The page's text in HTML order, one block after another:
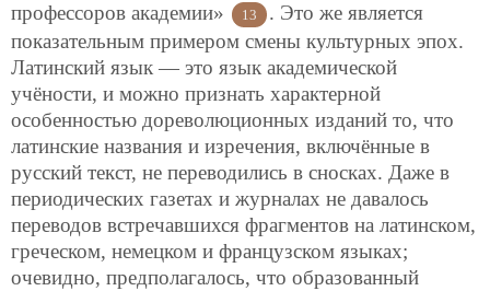
профессоров академии»
13
. Это же является
показательным примером смены культурных эпох.
Латинский язык — это язык академической
учёности, и можно признать характерной
особенностью дореволюционных изданий то, что
латинские названия и изречения, включённые в
русский текст, не переводились в сносках. Даже в
периодических газетах и журналах не давалось
переводов встречавшихся фрагментов на латинском,
греческом, немецком и французском языках;
очевидно, предполагалось, что образованный